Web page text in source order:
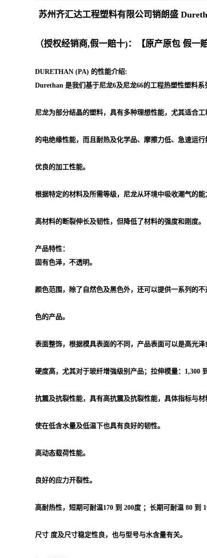
苏州齐汇达工程塑料有限公司销朗盛
（授权经销商,假一赔十)：【原产原包 假一
DURETHAN (PA) 的性能介绍:
Durethan 是我们基于尼龙6及尼龙66的工程热塑性塑料系
尼龙为部分结晶的塑料，具有多种理想性能，尤其适合
的电绝缘性能，而且耐热及化学品、摩擦力低、急速运
优良的加工性能。
根据特定的材料及所需等级，尼龙从环境中吸收潮气的
高材料的断裂伸长及韧性，但降低了材料的强度和刚度。
产品特性：
固有色泽，不透明。
颜色范围，除了自然色及黑色外，还可以提供一系列的
色的产品。
表面整饰，根据模具表面的不同，产品表面可以是高光泽
硬度高，尤其对于玻纤增強级别产品；拉伸模量：1,300
抗震及抗裂性能，具有高抗震及抗裂性能，具体指标与
使在低含水量及低温下也具有良好的韧性。
高动态载荷性能。
良好的应力开裂性。
高耐热性，短期可耐温170 到 200度 ；长期可耐温 80 到
尺寸 度及尺寸稳定性良，也与型号与水含量有关。